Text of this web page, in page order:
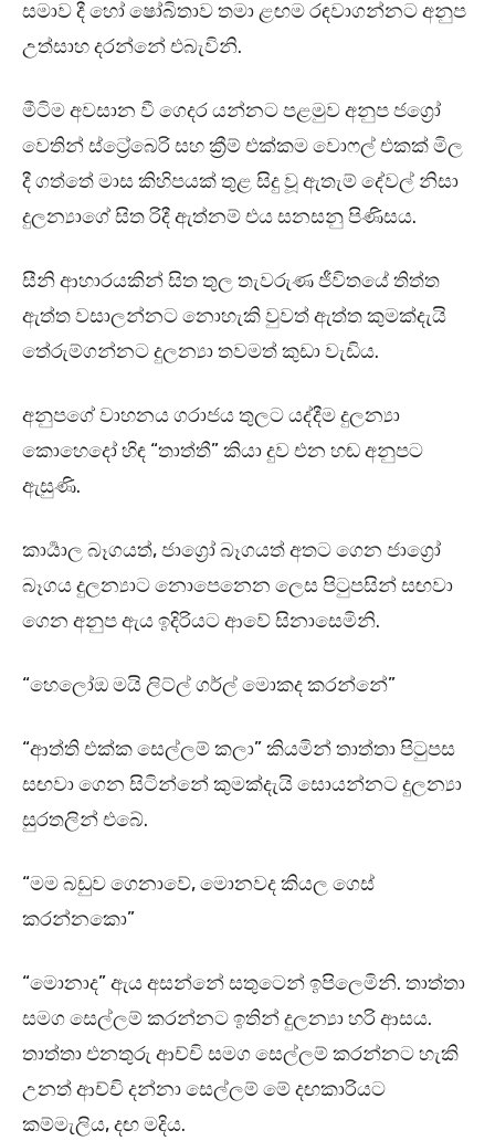
සමාව දී හෝ ෂෝබිතාව තමා ළඟම රඳවාගන්නට අනුප
උත්සාහ දරන්නේ එබැවිනි.
මීටිම අවසාන වී ගෙදර යන්නට පළමුව අනුප ජග්‍රෝ
වෙතින් ස්ට්‍රේබෙරි සහ ක්‍රීම් එක්කම වොෆල් එකක් මිල
දී ගත්තේ මාස කිහිපයක් තුළ සිදු වූ ඇතැම් දේවල් නිසා
දුලන්‍යාගේ සිත රිදී ඇත්නම් එය සනසනු පිණිසය.
සීනි ආහාරයකින් සිත තුල තැවරුණ ජීවිතයේ තිත්ත
ඇත්ත වසාලන්නට නොහැකි වුවත් ඇත්ත කුමක්දැයි
තේරුම්ගන්නට දුලන්‍යා තවමත් කුඩා වැඩිය.
අනුපගේ වාහනය ගරාජය තුලට යද්දීම දුලන්‍යා
කොහෙදෝ හිඳ “තාත්තී” කියා දුව එන හඬ අනුපට
ඇසුණි.
කාර්‍යාල බෑගයත්, ජාග්‍රෝ බෑගයත් අතට ගෙන ජාග්‍රෝ
බෑගය දුලන්‍යාට නොපෙනෙන ලෙස පිටුපසින් සඟවා
ගෙන අනුප ඇය ඉදිරියට ආවේ සිනාසෙමිනි.
“හෙලෝඔ මයි ලිට්ල් ගර්ල් මොකද කරන්නේ”
“ආත්ති එක්ක සෙල්ලම් කලා” කියමින් තාත්තා පිටුපස
සඟවා ගෙන සිටින්නේ කුමක්දැයි සොයන්නට දුලන්‍යා
සුරතලින් එබේ.
“මම බඩුව ගෙනාවේ, මොනවද කියල ගෙස්
කරන්නකො”
“මොනාද” ඇය අසන්නේ සතුටෙන් ඉපිලෙමිනි. තාත්තා
සමග සෙල්ලම් කරන්නට ඉතින් දුලන්‍යා හරි ආසය.
තාත්තා එනතුරු ආච්චි සමග සෙල්ලම් කරන්නට හැකි
උනත් ආච්චි දන්නා සෙල්ලම් මේ දඟකාරියට
කම්මැලිය, දඟ මදිය.